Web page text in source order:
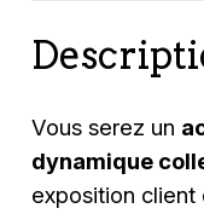
Vous serez un
dynamique
exposition client